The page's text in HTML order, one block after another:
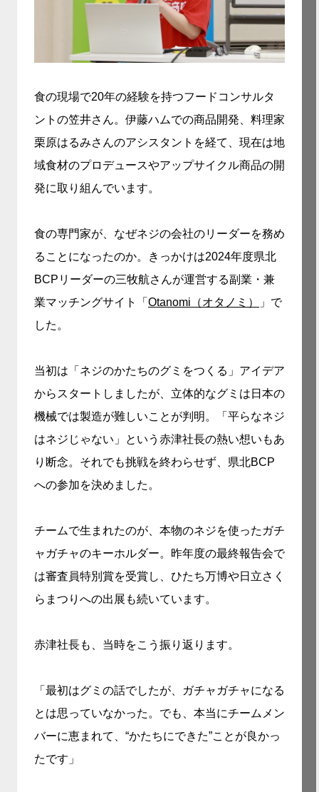
食の現場で20年の経験を持つフードコンサルタ
ントの笠井さん。伊藤ハムでの商品開発、料理家
栗原はるみさんのアシスタントを経て、現在は地
域食材のプロデュースやアップサイクル商品の開
発に取り組んでいます。
食の専門家が、なぜネジの会社のリーダーを務め
ることになったのか。きっかけは2024年度県北
BCPリーダーの三牧航さんが運営する副業・兼
業マッチングサイト「 Otanomi（オタノミ）
」で
した。
当初は「ネジのかたちのグミをつくる」アイデア
からスタートしましたが、立体的なグミは日本の
機械では製造が難しいことが判明。「平らなネジ
はネジじゃない」という赤津社長の熱い想いもあ
り断念。それでも挑戦を終わらせず、県北BCP
への参加を決めました。
チームで生まれたのが、本物のネジを使ったガチ
ャガチャのキーホルダー。昨年度の最終報告会で
は審査員特別賞を受賞し、ひたち万博や日立さく
らまつりへの出展も続いています。
赤津社長も、当時をこう振り返ります。
「最初はグミの話でしたが、ガチャガチャになる
とは思っていなかった。でも、本当にチームメン
バーに恵まれて、“かたちにできた”ことが良かっ
たです」